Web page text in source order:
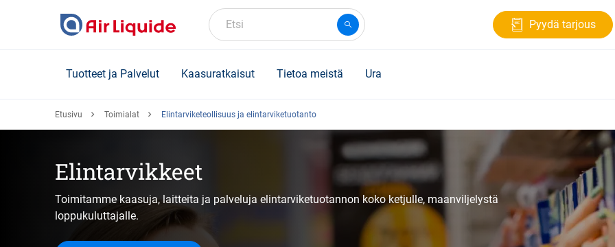
Etsi Pyydä tarjous
Tuotteet ja Palvelut Kaasuratkaisut Tietoa meistä Ura
Etusivu Toimialat Elintarviketeollisuus ja elintarviketuotanto
Elintarvikkeet
Toimitamme kaasuja, laitteita ja palveluja elintarviketuotannon koko ketjulle, maanviljelystä
loppukuluttajalle.